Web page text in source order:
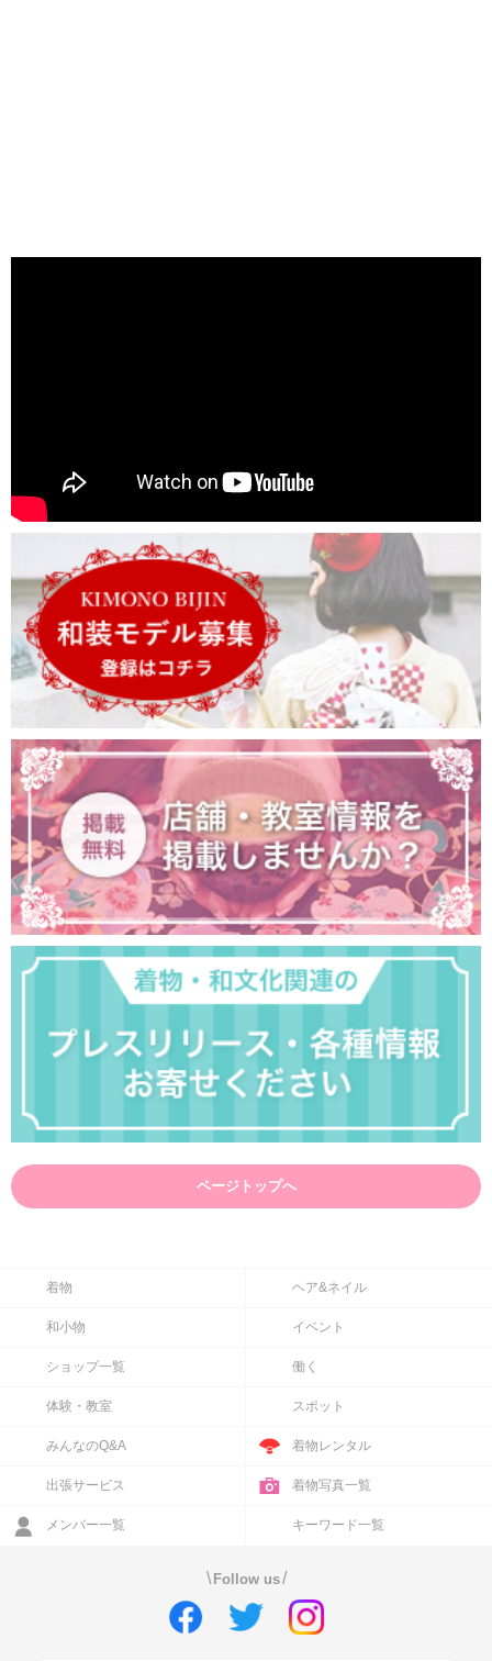
ページトップへ
着物 ヘア&ネイル
和小物 イベント
ショップ一覧 働く
体験・教室 スポット
みんなのQ&A 着物レンタル
出張サービス 着物写真一覧
メンバー一覧 キーワード一覧
\ Follow us/